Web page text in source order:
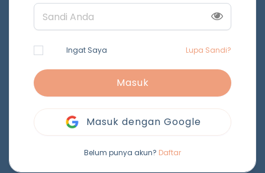
Ingat Saya Lupa Sandi?
Masuk
Masuk dengan Google
Belum punya akun? Daftar